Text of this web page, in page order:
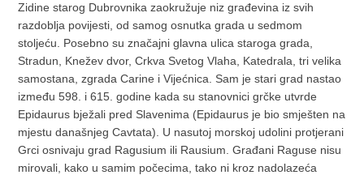
Zidine starog Dubrovnika zaokružuje niz građevina iz svih
razdoblja povijesti, od samog osnutka grada u sedmom
stoljeću. Posebno su značajni glavna ulica staroga grada,
Stradun, Knežev dvor, Crkva Svetog Vlaha, Katedrala, tri velika
samostana, zgrada Carine i Vijećnica. Sam je stari grad nastao
između 598. i 615. godine kada su stanovnici grčke utvrde
Epidaurus bježali pred Slavenima (Epidaurus je bio smješten na
mjestu današnjeg Cavtata). U nasutoj morskoj udolini protjerani
Grci osnivaju grad Ragusium ili Rausium. Građani Raguse nisu
mirovali, kako u samim počecima, tako ni kroz nadolazeća